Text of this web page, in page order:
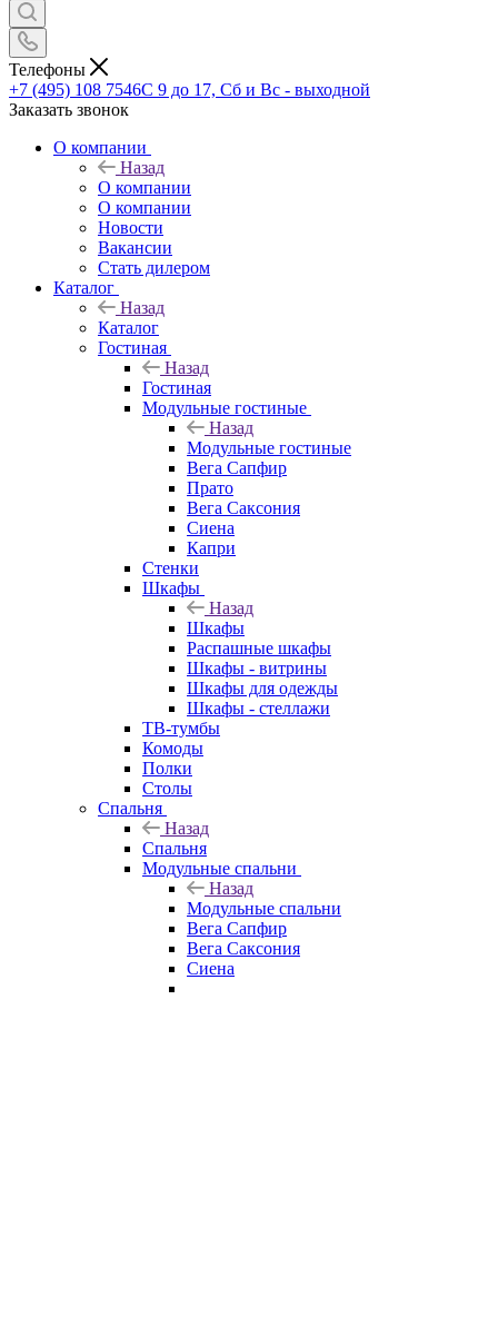
Телефоны
+7 (495) 108 7546С 9 до 17, Сб и Вс - выходной
Заказать звонок
О компании
Назад
О компании
О компании
Новости
Вакансии
Стать дилером
Каталог
Назад
Каталог
Гостиная
Назад
Гостиная
Модульные гостиные
Назад
Модульные гостиные
Вега Сапфир
Прато
Вега Саксония
Сиена
Капри
Стенки
Шкафы
Назад
Шкафы
Распашные шкафы
Шкафы - витрины
Шкафы для одежды
Шкафы - стеллажи
ТВ-тумбы
Комоды
Полки
Столы
Спальня
Назад
Спальня
Модульные спальни
Назад
Модульные спальни
Вега Сапфир
Вега Саксония
Сиена